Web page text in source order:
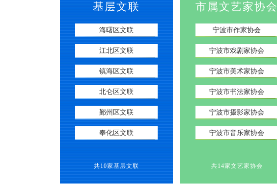
“仰山——许江艺术展”在宁波美... 青峰竞秀——宁波市青年美术作品...
基层文联
海曙区文联
江北区文联
镇海区文联
北仑区文联
鄞州区文联
奉化区文联
共10家基层文联
市属文艺家协会
宁波市作家协会
宁波市戏剧家协会
宁波市美术家协会
宁波市书法家协会
宁波市摄影家协会
宁波市音乐家协会
共14家文艺家协会